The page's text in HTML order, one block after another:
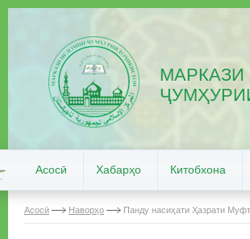
Асосӣ Хабарҳо Китобхона
Асосӣ Наворҳо Панду насиҳати Ҳазрати